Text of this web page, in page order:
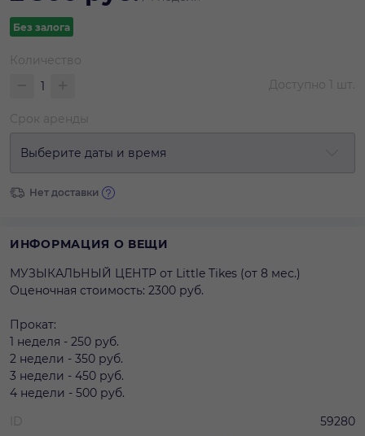
Без залога
Количество
Доступно 1 шт.
Срок аренды
Выберите даты и время
Нет доставки
ИНФОРМАЦИЯ О ВЕЩИ
МУЗЫКАЛЬНЫЙ ЦЕНТР от Little Tikes (от 8 мес.)
Оценочная стоимость: 2300 руб.
Прокат:
1 неделя - 250 руб.
2 недели - 350 руб.
3 недели - 450 руб.
4 недели - 500 руб.
ID
59280